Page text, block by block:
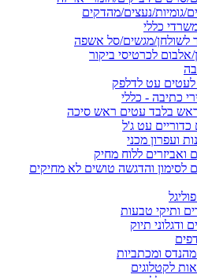
גומיות/נעצים/מהדקים
כללי
לשולחן/מגשים/סל אשפה
אלבום לכרטיסי ביקור
לעטים עט לדלפק
כתיבה - כללי
בלבד עטים ראש סיכה
כדוריים עט ג'ל
ועפרון מכני
ואביזרים ללוח מחיק
לסימון והדגשה טושים לא מחיקים
ותיקי טבעות
ודגלוני תיוק
מהנדס ומכתביות
לקטלוגים